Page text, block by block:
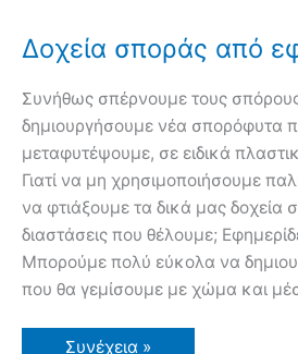
Δοχεία σποράς από
Συνήθως σπέρνουμε τους
δημιουργήσουμε νέα σπορόφυτα
μεταφυτέψουμε, σε ειδικά
Γιατί να μη χρησιμοποιήσουμε
να φτιάξουμε τα δικά μας δοχεία
διαστάσεις που θέλουμε;
Μπορούμε πολύ εύκολα να
που θα γεμίσουμε με χώμα και
Δοχεία
Συνέχεια »